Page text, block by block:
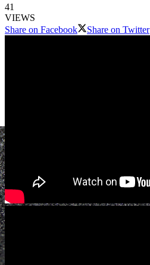
41
VIEWS
Share on Facebook
Share on Twitter